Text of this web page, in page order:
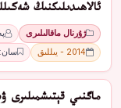
ئالاھىدىلىكنىڭ
ژۇرنال ماقالىلىرى
2014 - يىللىق
سان: 1 - سان
ماگنىي قېتىشمىلىرى